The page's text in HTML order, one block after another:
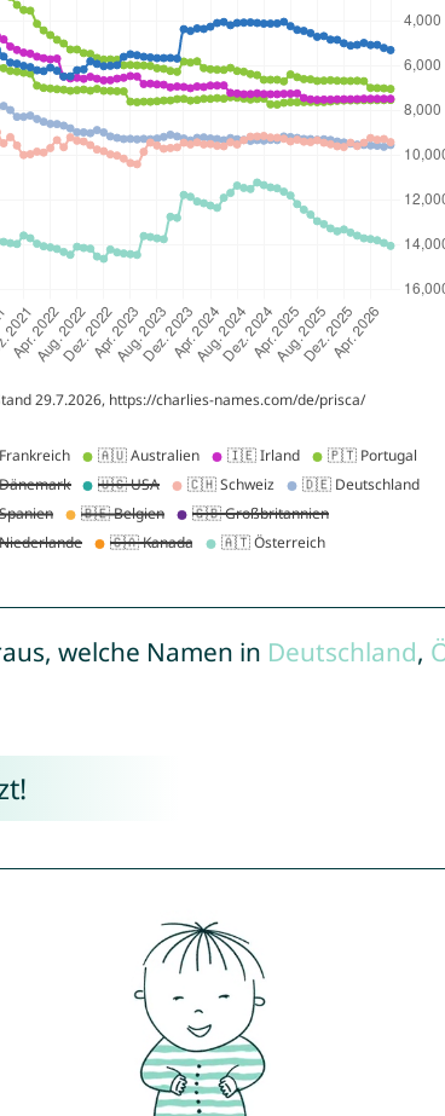
welche Namen in Deutschland,